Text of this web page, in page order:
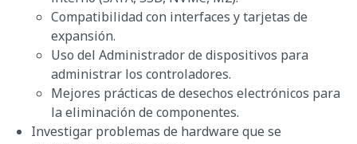
Compatibilidad con interfaces y tarjetas de
expansión.
Uso del Administrador de dispositivos para
administrar los controladores.
Mejores prácticas de desechos electrónicos para
la eliminación de componentes.
Investigar problemas de hardware que se